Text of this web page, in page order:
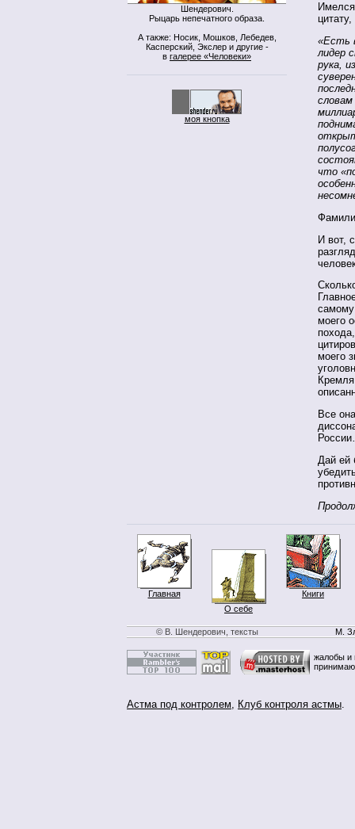
Шендерович.
Рыцарь непечатного образа.
А также: Носик, Мошков, Лебедев,
Касперский, Экслер и другие -
в галерее «Человеки»
моя кнопка
«Есть
лидер
рука,
словам
что
И вот,
моего
моего
Все
Дай ей
Главная
О себе
Книги
© В. Шендерович, тексты М.
жалобы и
Астма под контролем, Клуб контроля астмы.